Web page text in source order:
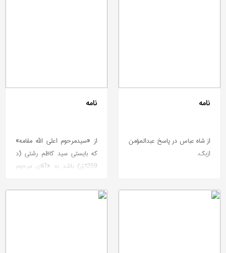
نامه
از شاه عباس در پاسخ عبدالمؤمن
ازبک.
نامه
از «سیدمرحوم اعلی الله مقامه»
كه بایستی سید كاظم رشتی (د
1259ق) باشد به «آقای مرحوم
محمدكریم كرمانی (د 1288ق)